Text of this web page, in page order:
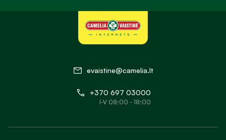
evaistine@camelia.lt
+370 697 03000
I-V 08:00 - 18:00